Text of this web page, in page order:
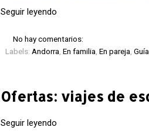
Seguir leyendo
No hay comentarios:
Labels: Andorra En familia En pareja
Ofertas: viajes de
Seguir leyendo